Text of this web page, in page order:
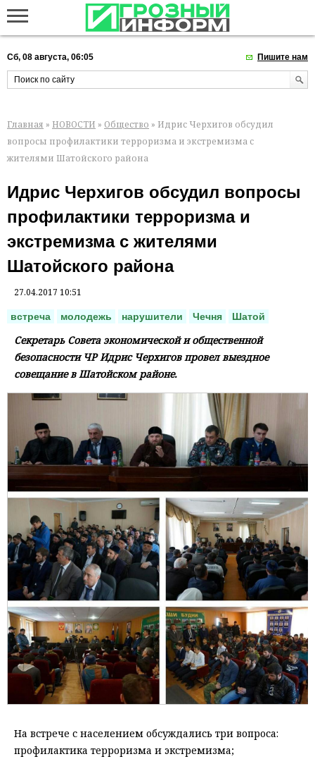
Сб, 08 августа, 06:05 Пишите нам
Главная » НОВОСТИ » Общество » Идрис Черхигов обсудил
вопросы профилактики терроризма и экстремизма с
жителями Шатойского района
Идрис Черхигов обсудил вопросы
профилактики терроризма и
экстремизма с жителями
Шатойского района
27.04.2017 10:51
встреча молодежь нарушители Чечня Шатой
Секретарь Совета экономической и общественной
безопасности ЧР Идрис Черхигов провел выездное
совещание в Шатойском районе.
На встрече с населением обсуждались три вопроса:
профилактика терроризма и экстремизма;